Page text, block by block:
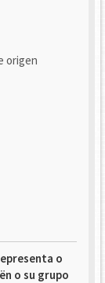
origen
o
o su grupo